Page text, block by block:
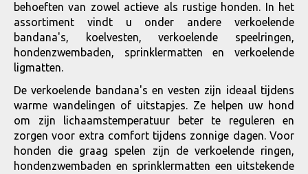
behoeften van zowel actieve als rustige honden. In het
assortiment vindt u onder andere verkoelende
bandana's, koelvesten, verkoelende speelringen,
hondenzwembaden, sprinklermatten en verkoelende
ligmatten.
De verkoelende bandana's en vesten zijn ideaal tijdens
warme wandelingen of uitstapjes. Ze helpen uw hond
om zijn lichaamstemperatuur beter te reguleren en
zorgen voor extra comfort tijdens zonnige dagen. Voor
honden die graag spelen zijn de verkoelende ringen,
hondenzwembaden en sprinklermatten een uitstekende